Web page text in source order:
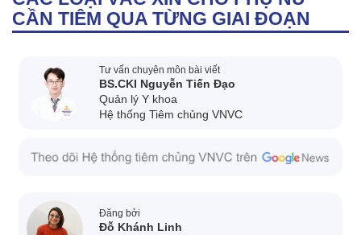
CẦN TIÊM QUA TỪNG GIAI ĐOẠN
Tư vấn chuyên môn bài viết
BS.CKI Nguyễn Tiến Đạo
Quản lý Y khoa
Hệ thống Tiêm chủng VNVC
Đăng bởi
Đỗ Khánh Linh